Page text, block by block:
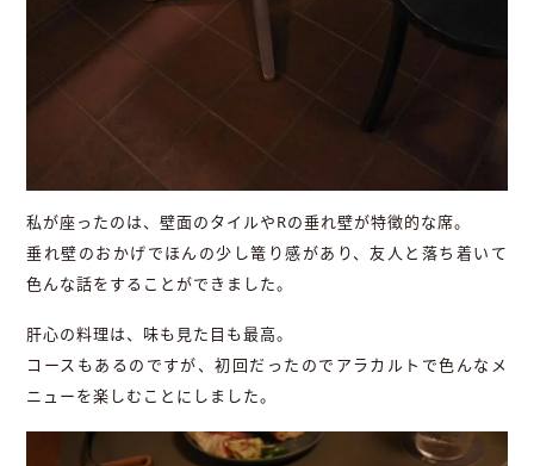
私が座ったのは、壁面のタイルやRの垂れ壁が特徴的な席。
垂れ壁のおかげでほんの少し篭り感があり、友人と落ち着いて
色んな話をすることができました。
肝心の料理は、味も見た目も最高。
コースもあるのですが、初回だったのでアラカルトで色んなメ
ニューを楽しむことにしました。